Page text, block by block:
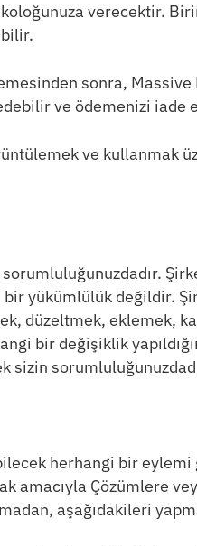
verecektir.
sonra, Massive
ve ödemenizi iade
ve kullanmak
yükümlülük değildir.
düzeltmek, eklemek,
bir değişiklik
sizin
herhangi bir
amacıyla Çözümlere
aşağıdakileri